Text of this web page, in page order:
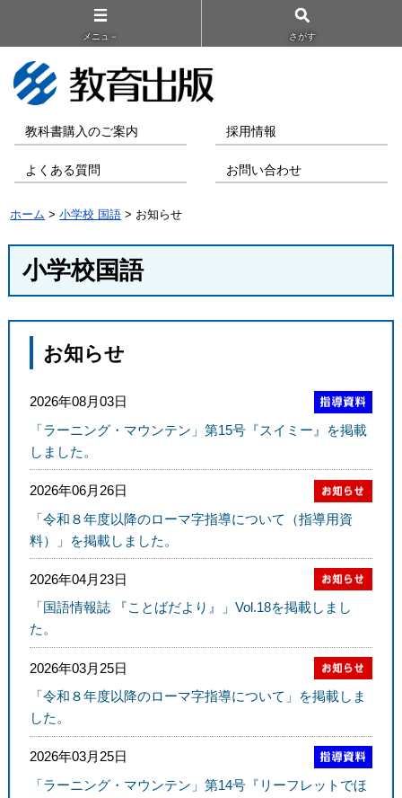
メニュ－ さがす
教科書購入のご案内 採用情報
よくある質問 お問い合わせ
ホーム >小学校 国語 > お知らせ
小学校国語
お知らせ
2026年08月03日
「ラーニング・マウンテン」第15号『スイミー』を掲載
しました。
2026年06月26日
「令和８年度以降のローマ字指導について（指導用資
料）」を掲載しました。
2026年04月23日
「国語情報誌 『ことばだより』」Vol.18を掲載しまし
た。
2026年03月25日
「令和８年度以降のローマ字指導について」を掲載しま
した。
2026年03月25日
「ラーニング・マウンテン」第14号『リーフレットでほ